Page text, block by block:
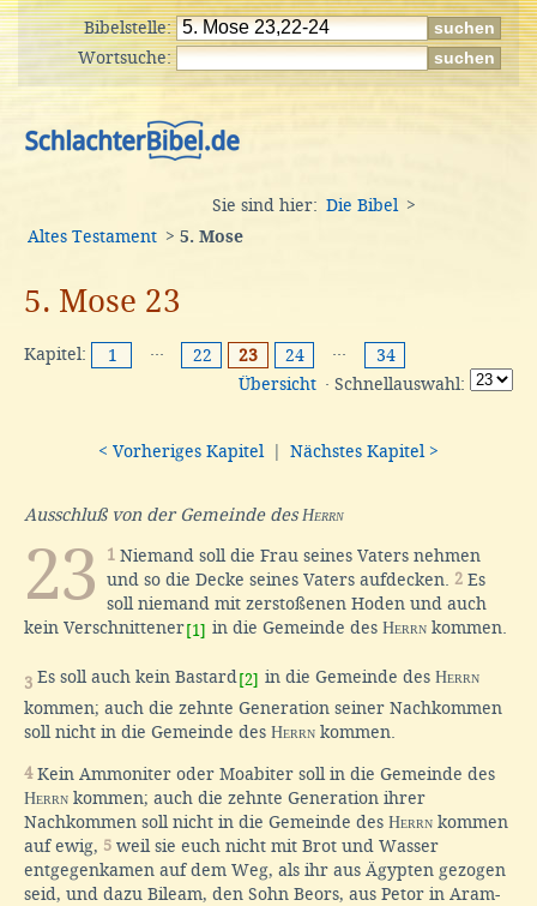
Bibelstelle:
Wortsuche:
Sie sind hier: Die Bibel
>
Altes Testament > 5. Mose
5. Mose 23
Kapitel: 1 ··· 22 23 24 ···
34
Übersicht · Schnellauswahl:
< Vorheriges Kapitel Nächstes Kapitel >
Ausschluß von der Gemeinde des Herrn
23 1 Niemand soll die Frau seines Vaters nehmen
und so die Decke seines Vaters aufdecken. 2 Es
soll niemand mit zerstoßenen Hoden und auch
kein Verschnittener[1] in die Gemeinde des Herrn kommen.
3 Es soll auch kein Bastard [2] in die Gemeinde des Herrn
kommen; auch die zehnte Generation seiner Nachkommen
soll nicht in die Gemeinde des Herrn kommen.
4Kein Ammoniter oder Moabiter soll in die Gemeinde des
Herrn kommen; auch die zehnte Generation ihrer
Nachkommen soll nicht in die Gemeinde des Herrn kommen
auf ewig, 5 weil sie euch nicht mit Brot und Wasser
entgegenkamen auf dem Weg, als ihr aus Ägypten gezogen
seid, und dazu Bileam, den Sohn Beors, aus Petor in Aram-